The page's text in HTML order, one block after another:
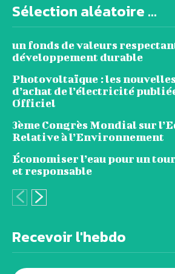
Sélection aléatoire ...
un fonds de valeurs
développement durable
Photovoltaïque : les
d’achat de l’électricité
Officiel
3ème Congrès Mondial sur
Relative à l’Environnement
Économiser l’eau pour un
et responsable
Recevoir l'hebdo